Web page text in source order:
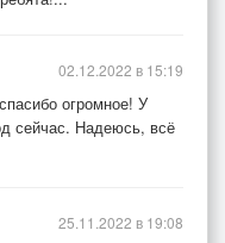
огромное! У
сейчас. Надеюсь, всё
02.12.2022 в 15:19
25.11.2022 в 19:08